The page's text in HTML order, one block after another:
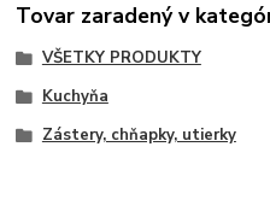
Tovar zaradený v
VŠETKY PRODUKTY
Kuchyňa
Zástery, chňapky, utierky